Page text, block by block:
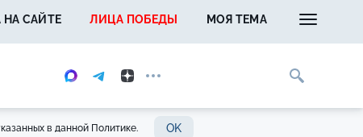
НА САЙТЕ ЛИЦА ПОБЕДЫ МОЯ ТЕМА
в данной Политике. OK